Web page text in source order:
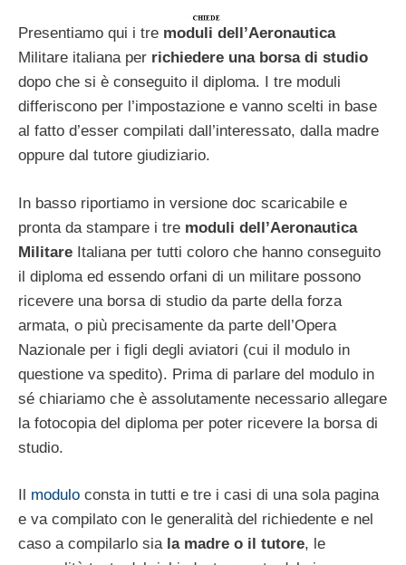
Presentiamo qui i tre moduli dell’Aeronautica
Militare italiana per richiedere una borsa di studio
dopo che si è conseguito il diploma. I tre moduli
differiscono per l’impostazione e vanno scelti in base
al fatto d’esser compilati dall’interessato, dalla madre
oppure dal tutore giudiziario.
In basso riportiamo in versione doc scaricabile e
pronta da stampare i tre moduli dell’Aeronautica
Militare Italiana per tutti coloro che hanno conseguito
il diploma ed essendo orfani di un militare possono
ricevere una borsa di studio da parte della forza
armata, o più precisamente da parte dell’Opera
Nazionale per i figli degli aviatori (cui il modulo in
questione va spedito). Prima di parlare del modulo in
sé chiariamo che è assolutamente necessario allegare
la fotocopia del diploma per poter ricevere la borsa di
studio.
modulo consta in tutti e tre i casi di una sola pagina
e va compilato con le generalità del richiedente e nel
caso a compilarlo sia la madre o il tutore, le